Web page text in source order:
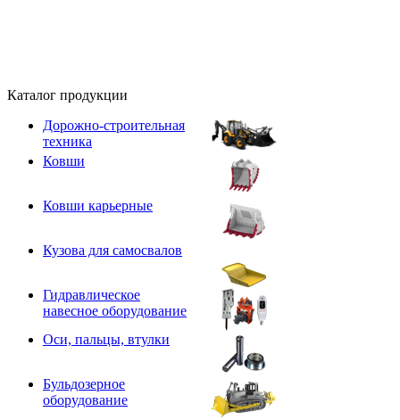
Каталог продукции
Дорожно-строительная
техника
Ковши
Ковши карьерные
Кузова для самосвалов
Гидравлическое
навесное оборудование
Оси, пальцы, втулки
Бульдозерное
оборудование